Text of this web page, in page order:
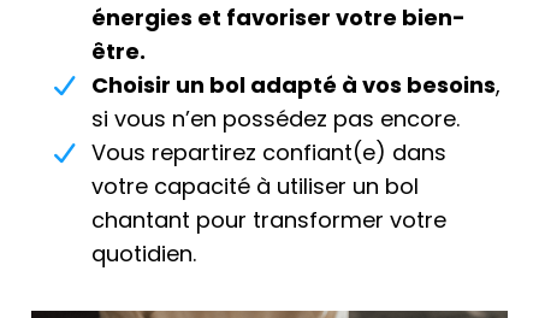
énergies et favoriser votre bien-
être.
Choisir un bol adapté à vos besoins,
si vous n’en possédez pas encore.
Vous repartirez confiant(e) dans
votre capacité à utiliser un bol
chantant pour transformer votre
quotidien.